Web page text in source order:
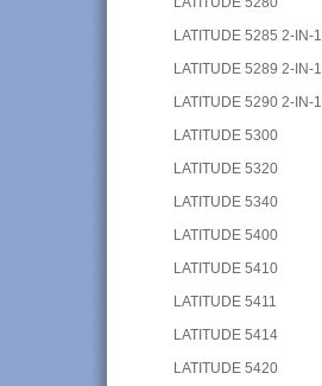
LATITUDE 5285 2-IN-1
LATITUDE 5289 2-IN-1
LATITUDE 5290 2-IN-1
LATITUDE 5300
LATITUDE 5320
LATITUDE 5340
LATITUDE 5400
LATITUDE 5410
LATITUDE 5411
LATITUDE 5414
LATITUDE 5420